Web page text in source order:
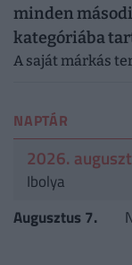
minden
kategóriába
A saját márkás
NAPTÁR
2026.
Ibolya
Augusztus 7.